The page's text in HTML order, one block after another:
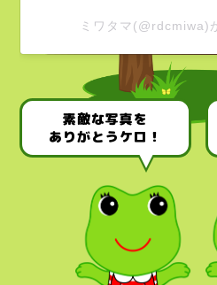
ミワタマ(@rdcmiwa)
素敵な写真を
ありがとうケロ！